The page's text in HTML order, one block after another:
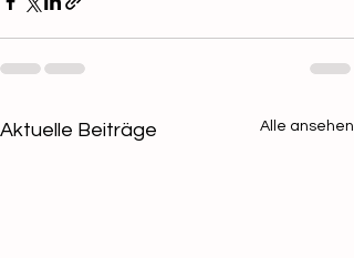
Aktuelle Beiträge Alle ansehen